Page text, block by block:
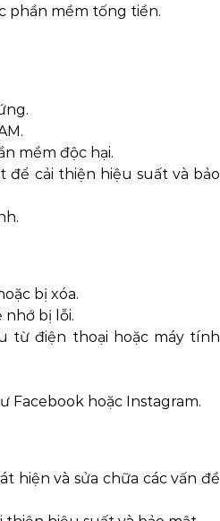
phần mềm tống tiền.
mềm độc hại.
để cải thiện hiệu suất và bảo
bị xóa.
nhớ bị lỗi.
từ điện thoại hoặc máy tính
Facebook hoặc Instagram.
hiện và sửa chữa các vấn đề